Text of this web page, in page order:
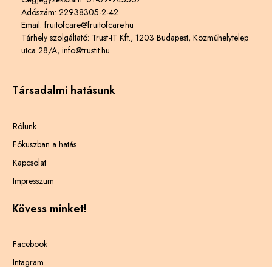
Adószám: 22938305-2-42
Email: fruitofcare@fruitofcare.hu
Tárhely szolgáltató: Trust-IT Kft., 1203 Budapest, Közműhelytelep
utca 28/A, info@trustit.hu
Társadalmi hatásunk
Rólunk
Fókuszban a hatás
Kapcsolat
Impresszum
Kövess minket!
Facebook
Intagram